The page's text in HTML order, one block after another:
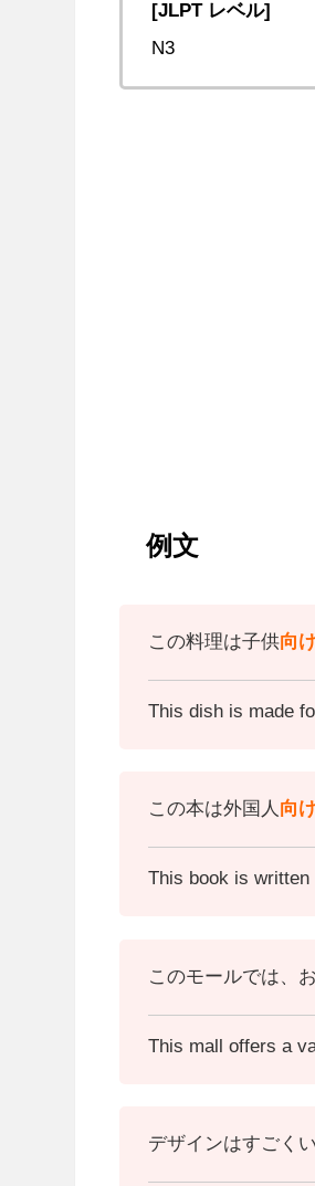
[JLPT レベル]
N3
例文
この料理は子供向
This dish is made
この本は外国人 向
This book is
このモールでは、
This mall offers a
デザインはすごく